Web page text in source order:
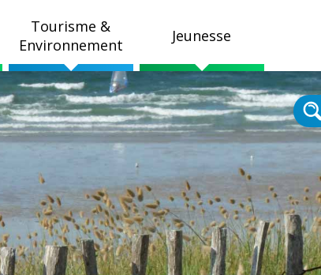
Tourisme &
Environnement
Jeunesse